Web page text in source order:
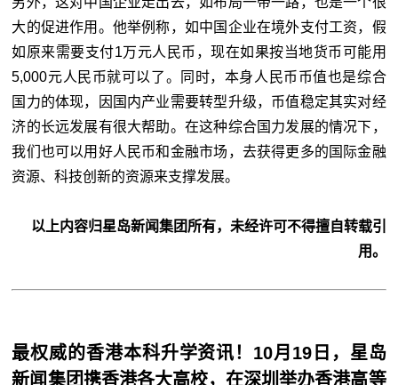
大的促进作用。他举例称，如中国企业在境外支付工资，假
如原来需要支付1万元人民币，现在如果按当地货币可能用
5,000元人民币就可以了。同时，本身人民币币值也是综合
国力的体现，因国内产业需要转型升级，币值稳定其实对经
济的长远发展有很大帮助。在这种综合国力发展的情况下，
我们也可以用好人民币和金融市场，去获得更多的国际金融
资源、科技创新的资源来支撑发展。
以上内容归星岛新闻集团所有，未经许可不得擅自转载引
用。
最权威的香港本科升学资讯！10月19日，星岛
新闻集团携香港各大高校，在深圳举办香港高等